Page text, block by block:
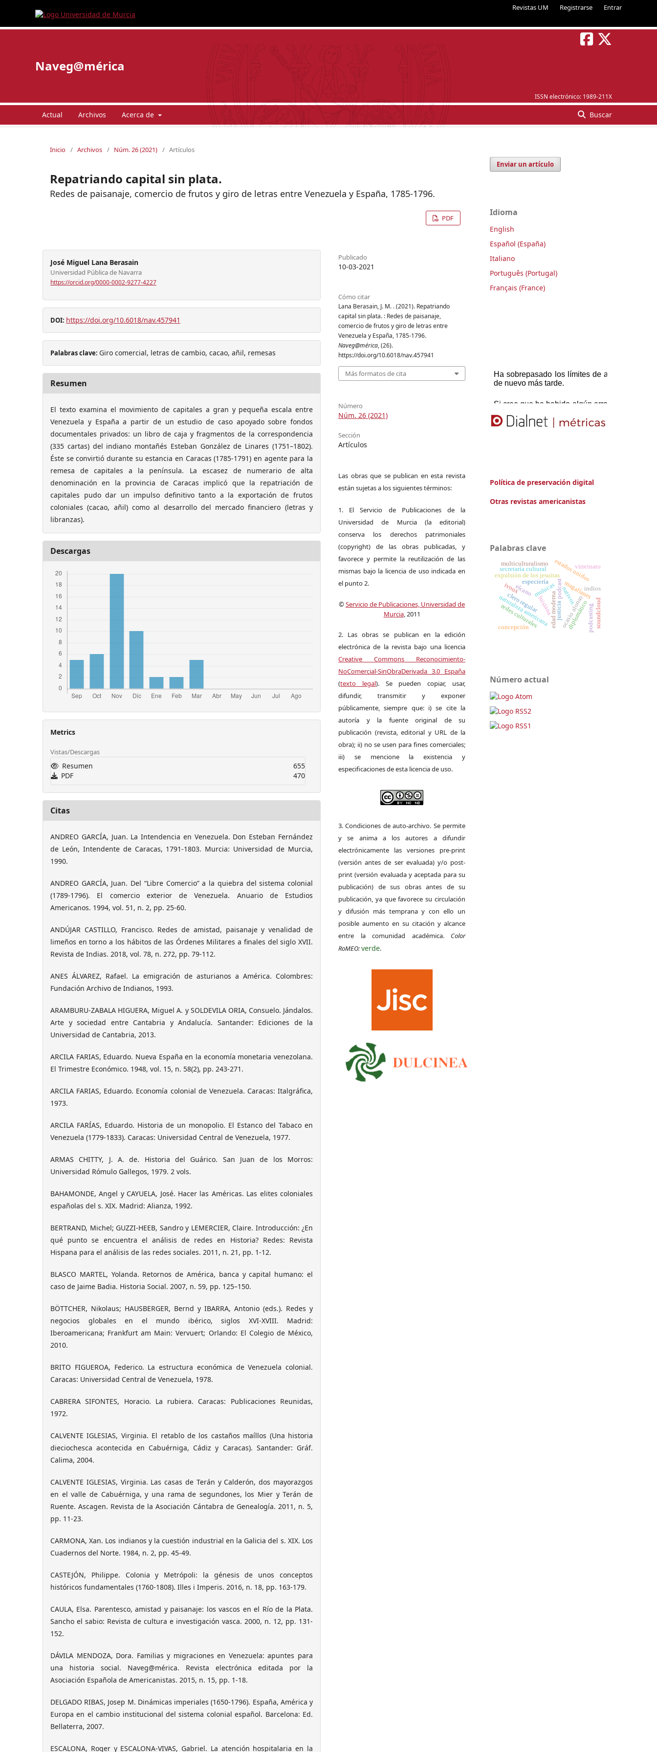
Revistas UM Registrarse Entrar
ISSN electrónico: 1989-211X
Naveg@mérica
Actual Archivos Acerca de Buscar
Inicio / Archivos / Núm. 26 (2021) / Artículos
Repatriando capital sin plata.
Redes de paisanaje, comercio de frutos y giro de letras entre Venezuela y España, 1785-1796.
PDF
José Miguel Lana Berasain
Universidad Pública de Navarra
https://orcid.org/0000-0002-9277-4227
DOI: https://doi.org/10.6018/nav.457941
Palabras clave: Giro comercial, letras de cambio, cacao, añil, remesas
Resumen
El texto examina el movimiento de capitales a gran y pequeña escala entre
Venezuela y España a partir de un estudio de caso apoyado sobre fondos
documentales privados: un libro de caja y fragmentos de la correspondencia
(335 cartas) del indiano montañés Esteban González de Linares (1751–1802).
Éste se convirtió durante su estancia en Caracas (1785-1791) en agente para la
remesa de capitales a la península. La escasez de numerario de alta
denominación en la provincia de Caracas implicó que la repatriación de
capitales pudo dar un impulso definitivo tanto a la exportación de frutos
coloniales (cacao, añil) como al desarrollo del mercado financiero (letras y
libranzas).
Descargas
Metrics
Vistas/Descargas
Resumen
655
PDF
470
Citas
ANDREO GARCÍA, Juan. La Intendencia en Venezuela. Don Esteban Fernández
de León, Intendente de Caracas, 1791-1803. Murcia: Universidad de Murcia,
1990.
ANDREO GARCÍA, Juan. Del “Libre Comercio” a la quiebra del sistema colonial
(1789-1796). El comercio exterior de Venezuela. Anuario de Estudios
Americanos. 1994, vol. 51, n. 2, pp. 25-60.
ANDÚJAR CASTILLO, Francisco. Redes de amistad, paisanaje y venalidad de
limeños en torno a los hábitos de las Órdenes Militares a finales del siglo XVII.
Revista de Indias. 2018, vol. 78, n. 272, pp. 79-112.
ANES ÁLVAREZ, Rafael. La emigración de asturianos a América. Colombres:
Fundación Archivo de Indianos, 1993.
ARAMBURU-ZABALA HIGUERA, Miguel A. y SOLDEVILA ORIA, Consuelo. Jándalos.
Arte y sociedad entre Cantabria y Andalucía. Santander: Ediciones de la
Universidad de Cantabria, 2013.
ARCILA FARIAS, Eduardo. Nueva España en la economía monetaria venezolana.
El Trimestre Económico. 1948, vol. 15, n. 58(2), pp. 243-271.
ARCILA FARIAS, Eduardo. Economía colonial de Venezuela. Caracas: Italgráfica,
1973.
ARCILA FARÍAS, Eduardo. Historia de un monopolio. El Estanco del Tabaco en
Venezuela (1779-1833). Caracas: Universidad Central de Venezuela, 1977.
ARMAS CHITTY, J. A. de. Historia del Guárico. San Juan de los Morros:
Universidad Rómulo Gallegos, 1979. 2 vols.
BAHAMONDE, Angel y CAYUELA, José. Hacer las Américas. Las elites coloniales
españolas del s. XIX. Madrid: Alianza, 1992.
BERTRAND, Michel; GUZZI-HEEB, Sandro y LEMERCIER, Claire. Introducción: ¿En
qué punto se encuentra el análisis de redes en Historia? Redes: Revista
Hispana para el análisis de las redes sociales. 2011, n. 21, pp. 1-12.
BLASCO MARTEL, Yolanda. Retornos de América, banca y capital humano: el
caso de Jaime Badia. Historia Social. 2007, n. 59, pp. 125–150.
BÖTTCHER, Nikolaus; HAUSBERGER, Bernd y IBARRA, Antonio (eds.). Redes y
negocios globales en el mundo ibérico, siglos XVI-XVIII. Madrid:
Iberoamericana; Frankfurt am Main: Vervuert; Orlando: El Colegio de México,
2010.
BRITO FIGUEROA, Federico. La estructura económica de Venezuela colonial.
Caracas: Universidad Central de Venezuela, 1978.
CABRERA SIFONTES, Horacio. La rubiera. Caracas: Publicaciones Reunidas,
1972.
CALVENTE IGLESIAS, Virginia. El retablo de los castaños maíllos (Una historia
dieciochesca acontecida en Cabuérniga, Cádiz y Caracas). Santander: Gráf.
Calima, 2004.
CALVENTE IGLESIAS, Virginia. Las casas de Terán y Calderón, dos mayorazgos
en el valle de Cabuérniga, y una rama de segundones, los Mier y Terán de
Ruente. Ascagen. Revista de la Asociación Cántabra de Genealogía. 2011, n. 5,
pp. 11-23.
CARMONA, Xan. Los indianos y la cuestión industrial en la Galicia del s. XIX. Los
Cuadernos del Norte. 1984, n. 2, pp. 45-49.
CASTEJÓN, Philippe. Colonia y Metrópoli: la génesis de unos conceptos
históricos fundamentales (1760-1808). Illes i Imperis. 2016, n. 18, pp. 163-179.
CAULA, Elsa. Parentesco, amistad y paisanaje: los vascos en el Río de la Plata.
Sancho el sabio: Revista de cultura e investigación vasca. 2000, n. 12, pp. 131-
152.
DÁVILA MENDOZA, Dora. Familias y migraciones en Venezuela: apuntes para
una historia social. Naveg@mérica. Revista electrónica editada por la
Asociación Española de Americanistas. 2015, n. 15, pp. 1-18.
DELGADO RIBAS, Josep M. Dinámicas imperiales (1650-1796). España, América y
Europa en el cambio institucional del sistema colonial español. Barcelona: Ed.
Bellaterra, 2007.
ESCALONA, Roger y ESCALONA-VIVAS, Gabriel. La atención hospitalaria en la
Publicado
10-03-2021
Cómo citar
Lana Berasain, J. M. . (2021). Repatriando
capital sin plata. : Redes de paisanaje,
comercio de frutos y giro de letras entre
Venezuela y España, 1785-1796.
Naveg@mérica, (26).
https://doi.org/10.6018/nav.457941
Más formatos de cita
Número
Núm. 26 (2021)
Sección
Artículos
Las obras que se publican en esta revista
están sujetas a los siguientes términos:
1. El Servicio de Publicaciones de la
Universidad de Murcia (la editorial)
conserva los derechos patrimoniales
(copyright) de las obras publicadas, y
favorece y permite la reutilización de las
mismas bajo la licencia de uso indicada en
el punto 2.
©Servicio de Publicaciones, Universidad de
Murcia, 2011
2. Las obras se publican en la edición
electrónica de la revista bajo una licencia
Creative Commons Reconocimiento-
NoComercial-SinObraDerivada 3.0 España
(texto legal). Se pueden copiar, usar,
difundir, transmitir y exponer
públicamente, siempre que: i) se cite la
autoría y la fuente original de su
publicación (revista, editorial y URL de la
obra); ii) no se usen para fines comerciales;
iii) se mencione la existencia y
especificaciones de esta licencia de uso.
3. Condiciones de auto-archivo. Se permite
y se anima a los autores a difundir
electrónicamente las versiones pre-print
(versión antes de ser evaluada) y/o post-
print (versión evaluada y aceptada para su
publicación) de sus obras antes de su
publicación, ya que favorece su circulación
y difusión más temprana y con ello un
posible aumento en su citación y alcance
entre la comunidad académica. Color
RoMEO:verde.
Enviar un artículo
Idioma
English
Español (España)
Italiano
Português (Portugal)
Français (France)
Política de preservación digital
Otras revistas americanistas
Palabras clave
expulsión de los jesuitas
molucaspodcast
estados unidos
nativos
luisianaedad moderna
clero regular
naturaleza americana
especiería
elcano
ivoox magallanes
ocasio alonso
secretaría cultural
diplomático
redes culturales podcastingsoundcloud
justicia
virreinato
concepción
multiculturalismo
indios
Número actual